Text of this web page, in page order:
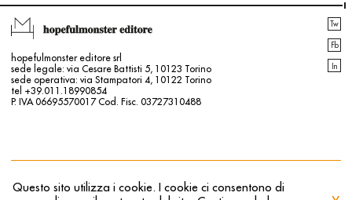
Questo sito utilizza i cookie. I cookie ci consentono di
hopefulmonster editore srl
sede legale: via Cesare Battisti 5, 10123 Torino
sede operativa: via Stampatori 4, 10122 Torino
tel +39.011.18990854
P. IVA 06695570017 Cod. Fisc. 03727310488
Info legali
Privacy | Cookie Policy
Il mio profilo
Newsletter
Tw
Fb
In